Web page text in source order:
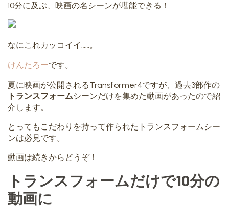
10分に及ぶ、映画の名シーンが堪能できる！
なにこれカッコイイ……。
けんたろーです。
夏に映画が公開されるTransformer4ですが、過去3部作の
トランスフォームシーンだけを集めた動画があったので紹
介します。
とってもこだわりを持って作られたトランスフォームシー
ンは必見です。
動画は続きからどうぞ！
トランスフォームだけで10分の
動画に